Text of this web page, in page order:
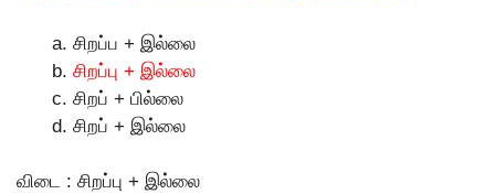
சிறப்ப + இல்லை
சிறப்பு + இல்லை
சிறப் + பில்லை
சிறப் + இல்லை
விடை : சிறப்பு + இல்லை